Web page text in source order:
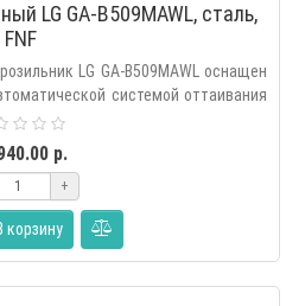
LG GA-B509MAWL, сталь,
FNF
LG GA-B509MAWL оснащен
системой оттаивания
р.
+
корзину